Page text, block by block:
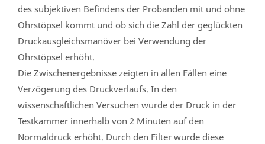
des subjektiven Befindens der Probanden mit und ohne
Ohrstöpsel kommt und ob sich die Zahl der geglückten
Druckausgleichsmanöver bei Verwendung der
Ohrstöpsel erhöht.
Die Zwischenergebnisse zeigten in allen Fällen eine
Verzögerung des Druckverlaufs. In den
wissenschaftlichen Versuchen wurde der Druck in der
Testkammer innerhalb von 2 Minuten auf den
Normaldruck erhöht. Durch den Filter wurde diese